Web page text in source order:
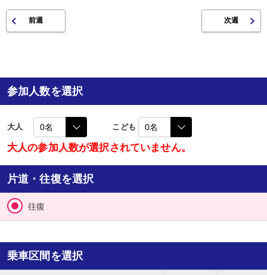
参加人数を選択
大人 こども
大人の参加人数が選択されていません。
片道・往復を選択
往復
乗車区間を選択